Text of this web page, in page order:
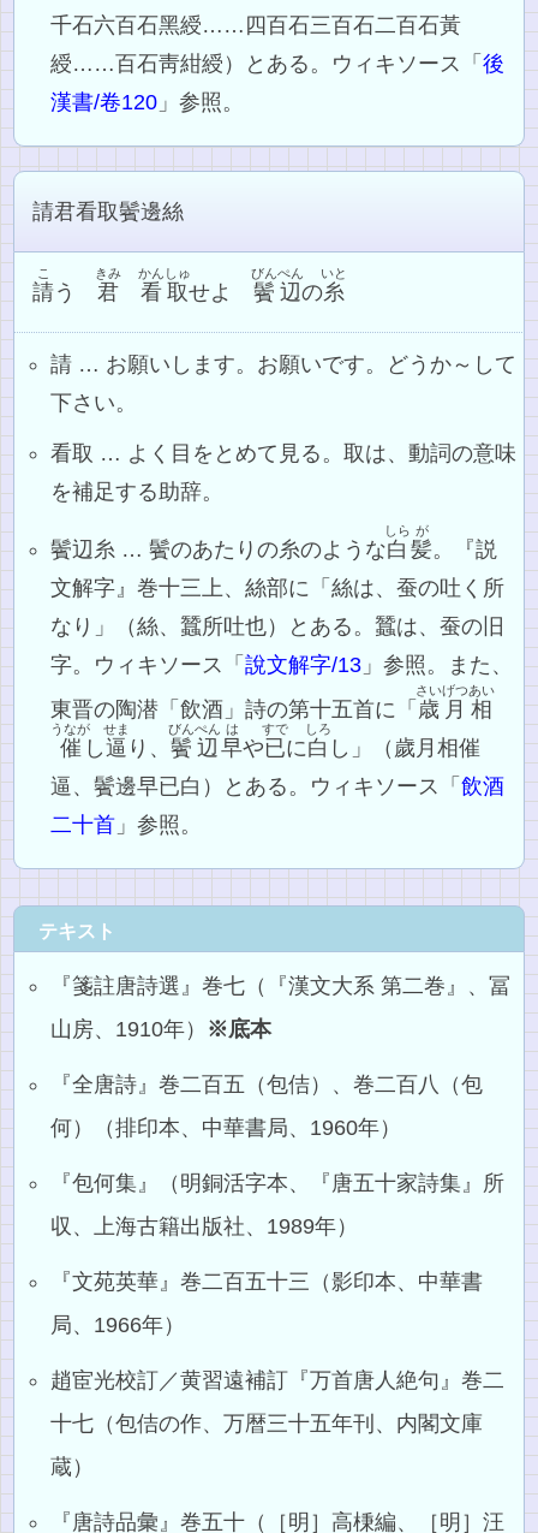
千石六百石黑綬……四百石三百石二百石黃
綬……百石靑紺綬）とある。ウィキソース「後
漢書/卷120 」参照。
請君看取鬢邊絲
請
こ
う君
きみ
看取
かんしゅ
せよ鬢辺
びんぺん
の糸
いと
請 … お願いします。お願いです。どうか～して
下さい。
看取 … よく目をとめて見る。取は、動詞の意味
を補足する助辞。
鬢辺糸 … 鬢のあたりの糸のような白
しら
髪
が
。『説
文解字』巻十三上、絲部に「絲は、蚕の吐く所
なり」（絲、蠶所吐也）とある。蠶は、蚕の旧
字。ウィキソース「說文解字/13 」参照。また、
東晋の陶潜「飲酒」詩の第十五首に「 歳月
さいげつ
相
あい
催
うなが
し逼
せま
り、鬢辺
びんぺん
早
は
や已
すで
に白
しろ
し」（歲月相催
逼、鬢邊早已白）とある。ウィキソース「飲酒
二十首 」参照。
テキスト
『箋註唐詩選』巻七（『漢文大系 第二巻』、冨
山房、1910年） ※底本
『全唐詩』巻二百五（包佶）、巻二百八（包
何）（排印本、中華書局、1960年）
『包何集』（明銅活字本、『唐五十家詩集』所
収、上海古籍出版社、1989年）
『文苑英華』巻二百五十三（影印本、中華書
局、1966年）
趙宦光校訂／黄習遠補訂『万首唐人絶句』巻二
十七（包佶の作、万暦三十五年刊、内閣文庫
蔵）
『唐詩品彙』巻五十（［明］高棅編、［明］汪